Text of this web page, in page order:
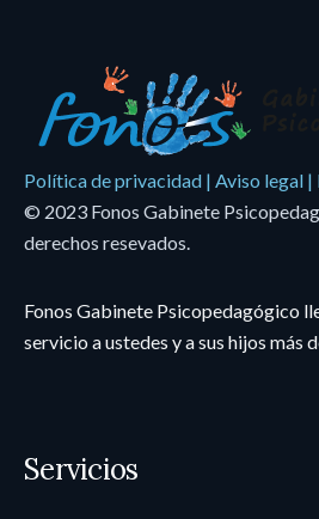
Política de privacidad | Aviso legal |
© 2023 Fonos Gabinete
derechos resevados.
Fonos Gabinete Psicopedagógico
servicio a ustedes y a sus hijos más
Servicios